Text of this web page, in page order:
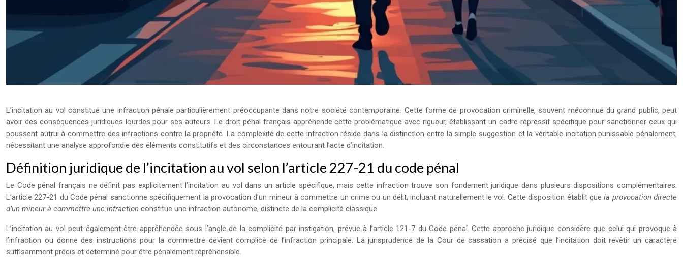
L’incitation au vol constitue une infraction pénale particulièrement préoccupante dans notre société contemporaine. Cette forme de provocation criminelle, souvent méconnue du grand public, peut
avoir des conséquences juridiques lourdes pour ses auteurs. Le droit pénal français appréhende cette problématique avec rigueur, établissant un cadre répressif spécifique pour sanctionner ceux qui
poussent autrui à commettre des infractions contre la propriété. La complexité de cette infraction réside dans la distinction entre la simple suggestion et la véritable incitation punissable pénalement,
nécessitant une analyse approfondie des éléments constitutifs et des circonstances entourant l’acte d’incitation.
Définition juridique de l’incitation au vol selon l’article 227-21 du code pénal
Le Code pénal français ne définit pas explicitement l’incitation au vol dans un article spécifique, mais cette infraction trouve son fondement juridique dans plusieurs dispositions complémentaires.
L’article 227-21 du Code pénal sanctionne spécifiquement la provocation d’un mineur à commettre un crime ou un délit, incluant naturellement le vol. Cette disposition établit quela provocation directe
d’un mineur à commettre une infraction constitue une infraction autonome, distincte de la complicité classique.
L’incitation au vol peut également être appréhendée sous l’angle de la complicité par instigation, prévue à l’article 121-7 du Code pénal. Cette approche juridique considère que celui qui provoque à
l’infraction ou donne des instructions pour la commettre devient complice de l’infraction principale. La jurisprudence de la Cour de cassation a précisé que l’incitation doit revêtir un caractère
suffisamment précis et déterminé pour être pénalement répréhensible.